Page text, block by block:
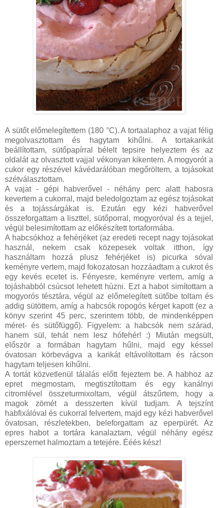
A sütőt előmelegítettem (180 °C). A tortaalaphoz a vajat félig
megolvasztottam és hagytam kihűlni. A tortakarikát
beállítottam, sütőpapírral bélelt tepsire helyeztem és az
oldalát az olvasztott vajjal vékonyan kikentem. A mogyorót a
cukor egy részével kávédarálóban megőröltem, a tojásokat
szétválasztottam.
A vajat - gépi habverővel - néhány perc alatt habosra
kevertem a cukorral, majd beledolgoztam az egész tojásokat
és a tojássárgákat is. Ezután egy kézi habverővel
összeforgattam a liszttel, sütőporral, mogyoróval és a tejjel,
végül belesimítottam az előkészített tortaformába.
A habcsókhoz a fehérjéket (az eredeti recept nagy tojásokat
használ, nekem csak közepesek voltak itthon, így
használtam hozzá plusz fehérjéket is) picurka sóval
keményre vertem, majd fokozatosan hozzáadtam a cukrot és
egy kevés ecetet is. Fényesre, keményre vertem, amíg a
tojáshabból csúcsot lehetett húzni. Ezt a habot simítottam a
mogyorós tésztára, végül az előmelegített sütőbe toltam és
addig sütöttem, amíg a habcsók ropogós kérget kapott (ez a
könyv szerint 45 perc, szerintem több, de mindenképpen
méret- és sütőfüggő). Figyelem: a habcsók nem szárad,
hanem sül, tehát nem lesz hófehér! :) Miután megsült,
először a formában hagytam hűlni, majd egy késsel
óvatosan körbevágva a karikát eltávolítottam és rácson
hagytam teljesen kihűlni.
A tortát közvetlenül tálalás előtt fejeztem be. A habhoz az
epret megmostam, megtisztítottam és egy kanálnyi
citromlével összeturmixoltam, végül átszűrtem, hogy a
magok zömét a desszerten kívül tudjam. A tejszínt
habfixálóval és cukorral felvertem, majd egy kézi habverővel
óvatosan, részletekben, beleforgattam az eperpürét. Az
epres habot a tortára kanalaztam, végül néhány egész
eperszemet halmoztam a tetejére. Ééés kész!